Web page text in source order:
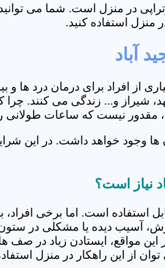
در منزل است. شما می
منزل استفاده کنید.
آباد
از افراد برای درمان
شیراز و... زندگی می کنند.
مقدور نیست که ساعات
وجود خواهد داشت. در این
نیاز است؟
استفاده است. اما برخی
آسیب دیده یا مشکلی در
این مواقع، ایستادن زیاد در
از این راهکار در منزل